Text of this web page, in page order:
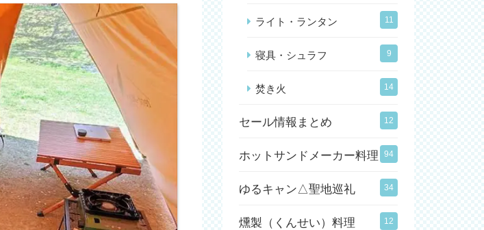
ライト・ランタン 11
寝具・シュラフ 9
焚き火 14
セール情報まとめ 12
ホットサンドメーカー料理 94
ゆるキャン△聖地巡礼 34
燻製（くんせい）料理 12